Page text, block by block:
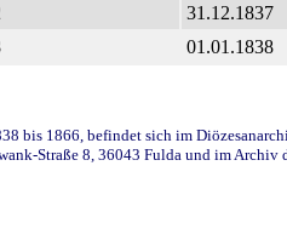
31.12.1837
01.01.1838
bis 1866, befindet sich im
Straße 8, 36043 Fulda und im